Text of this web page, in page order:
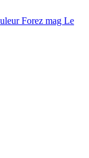
Forez mag Le